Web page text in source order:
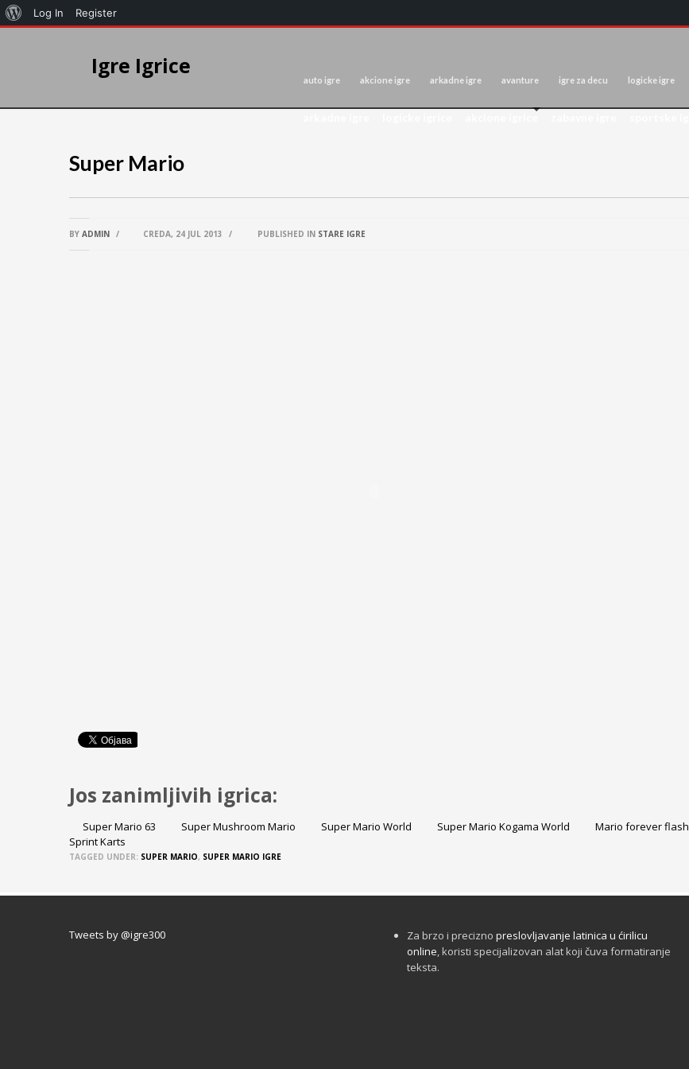
Igre Igrice
auto igre akcione igre arkadne igre avanture igre za decu logicke igre
Super Mario
BY ADMIN / CREDA, 24 JUL 2013 / PUBLISHED IN STARE IGRE
Jos zanimljivih igrica:
Super Mario 63 Super Mushroom Mario Super Mario World Super Mario Kogama World Mario forever flash
Sprint Karts
TAGGED UNDER: SUPER MARIO, SUPER MARIO IGRE
Tweets by @igre300 Za brzo i precizno preslovljavanje latinica u ćirilicu
online, koristi specijalizovan alat koji čuva formatiranje
teksta.
Log In Register